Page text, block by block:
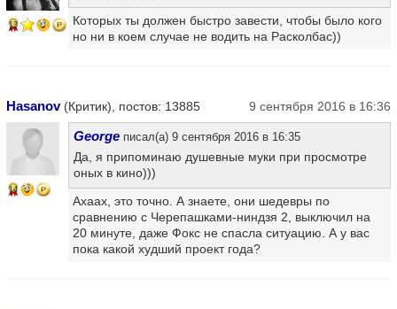
13
Которых ты должен быстро завести, чтобы было кого
но ни в коем случае не водить на Расколбас))
Hasanov(Критик), постов: 13885 9 сентября 2016 в 16:36
14
George писал(а) 9 сентября 2016 в 16:35
Да, я припоминаю душевные муки при просмотре
оных в кино)))
Ахаах, это точно. А знаете, они шедевры по
сравнению с Черепашками-ниндзя 2, выключил на
20 минуте, даже Фокс не спасла ситуацию. А у вас
пока какой худший проект года?